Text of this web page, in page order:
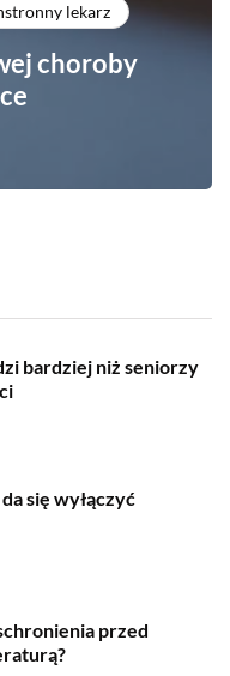
lekarz
choroby
bardziej niż seniorzy
się wyłączyć
przed